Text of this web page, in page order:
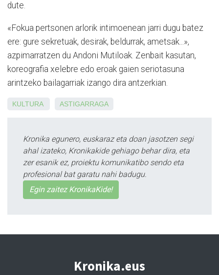
dute.
«Fokua pertsonen arlorik intimoenean jarri dugu batez
ere: gure sekretuak, desirak, beldurrak, ametsak...»,
azpimarratzen du Andoni Mutiloak. Zenbait kasutan,
koreografia xelebre edo eroak gaien seriotasuna
arintzeko bailagarriak izango dira antzerkian.
KULTURA ASTIGARRAGA
Kronika egunero, euskaraz eta doan jasotzen segi
ahal izateko, Kronikakide gehiago behar dira, eta
zer esanik ez, proiektu komunikatibo sendo eta
profesional bat garatu nahi badugu.
Egin zaitez KronikaKide!
Kronika.eus